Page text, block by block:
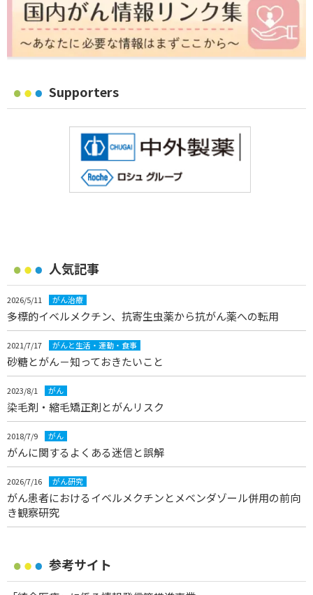
Supporters
人気記事
2026/5/11 がん治療
多標的イベルメクチン、抗寄生虫薬から抗がん薬への転用
2021/7/17 がんと生活・運動・食事
砂糖とがん－知っておきたいこと
2023/8/1 がん
染毛剤・縮毛矯正剤とがんリスク
2018/7/9 がん
がんに関するよくある迷信と誤解
2026/7/16 がん研究
がん患者におけるイベルメクチンとメベンダゾール併用の前向
き観察研究
参考サイト